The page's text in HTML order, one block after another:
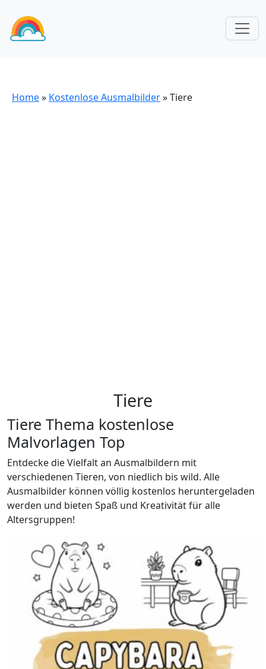
Home» Kostenlose Ausmalbilder»Tiere
Tiere
Tiere Thema kostenlose
Malvorlagen Top
Entdecke die Vielfalt an Ausmalbildern mit
verschiedenen Tieren, von niedlich bis wild. Alle
Ausmalbilder können völlig kostenlos heruntergeladen
werden und bieten Spaß und Kreativität für alle
Altersgruppen!